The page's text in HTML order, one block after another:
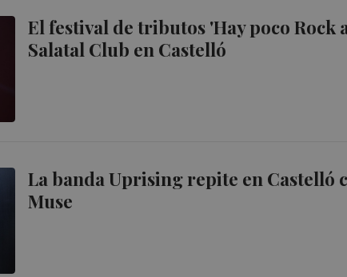
El festival de tributos 'Hay poco Rock
Salatal Club en Castelló
La banda Uprising repite en Castelló
Muse